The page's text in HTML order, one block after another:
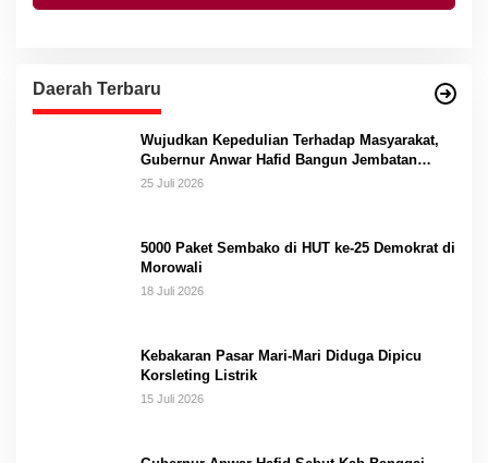
Daerah Terbaru
Wujudkan Kepedulian Terhadap Masyarakat,
Gubernur Anwar Hafid Bangun Jembatan
Gantung Masungkang dengan Dana Pribadi
25 Juli 2026
5000 Paket Sembako di HUT ke-25 Demokrat di
Morowali
18 Juli 2026
Kebakaran Pasar Mari-Mari Diduga Dipicu
Korsleting Listrik
15 Juli 2026